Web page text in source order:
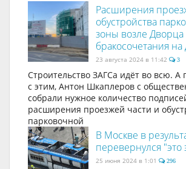
Расширения
обустройства
зоны возле Дворца
бракосочетания
23 августа 2024 в 11:42 3
Строительство ЗАГСа идёт во всю. А
с этим, Антон Шкаплеров с
собрали нужное количество
расширения проезжей части и
парковочной
В Москве в
перевернулся "это
25 июня 2024 в 1:01 296